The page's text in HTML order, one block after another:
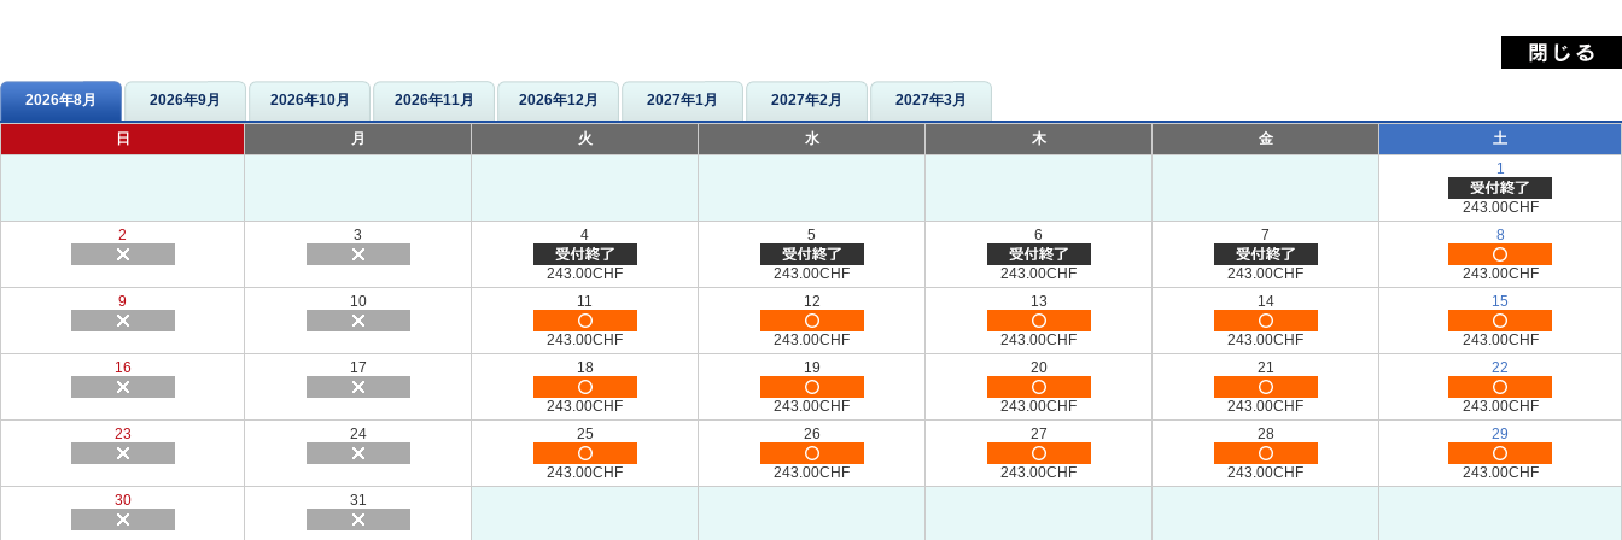
2026年8月 2026年9月 2026年10月 2026年11月 2026年12月 2027年1月 2027年2月 2027年3月
日 月 火 水 木 金
土
1
243.00CHF
2
3 4
243.00CHF
5
243.00CHF
6
243.00CHF
7
243.00CHF
8
243.00CHF
9
10 11
243.00CHF
12
243.00CHF
13
243.00CHF
14
243.00CHF
15
243.00CHF
16
17 18
243.00CHF
19
243.00CHF
20
243.00CHF
21
243.00CHF
22
243.00CHF
23
24 25
243.00CHF
26
243.00CHF
27
243.00CHF
28
243.00CHF
29
243.00CHF
30
31